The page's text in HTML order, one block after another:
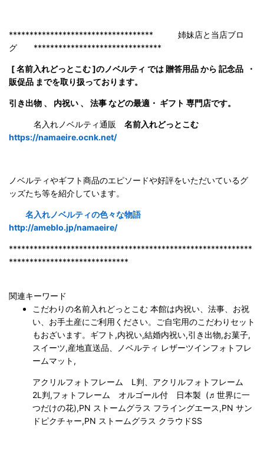
*********************************** 姉妹店と当店ブロ
グ *******************************
[ 名前入れどっとこむ ]のノベルティ では 贈答用品 から 記念品 ・
販促品 までを取り扱っております。
引き出物 、 内祝い 、 法事 などの最適・ ギフト 専門店です。
名入れノベルティ通販 名前入れどっとこむ
https://namaeire.ocnk.net/
ノベルティやギフト商品のエピソードや好評をいただいているグ
ッズたち等を紹介しています。
名入れノベルティの色々な物語
http://ameblo.jp/namaeire/
***********************************************************
*****************************
関連キーワード
こだわりの名前入れどっとこむ 本館は内祝い、法事、お祝
い、お手土産にご利用ください。ご自宅用のこだわりセット
もおざいます。ギフト,内祝い,結婚内祝い,引き出物,お菓子,
スイーツ,産地直送品、ノベルティ レザーツインフォトフレ
ームマット,
アクリルフォトフレーム L判、 アクリルフォトフレーム
2L判,フォトフレーム オルゴール付 日本製 (♬世界に一
つだけの花),PN ストームグラス フライングエース,PN サン
ドピクチャー,PN ストームグラス クラウドSS